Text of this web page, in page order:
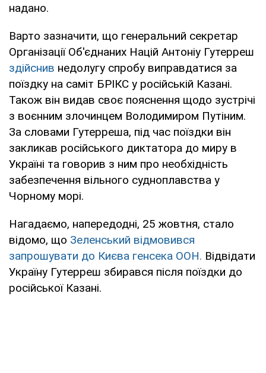
надано.
Варто зазначити, що генеральний секретар
Організації Об'єднаних Націй Антоніу Гутерреш
здійснив недолугу спробу виправдатися за
поїздку на саміт БРІКС у російській Казані.
Також він видав своє пояснення щодо зустрічі
з воєнним злочинцем Володимиром Путіним.
За словами Гутерреша, під час поїздки він
закликав російського диктатора до миру в
Україні та говорив з ним про необхідність
забезпечення вільного судноплавства у
Чорному морі.
Нагадаємо, напередодні, 25 жовтня, стало
відомо, що Зеленський відмовився
запрошувати до Києва генсека ООН. Відвідати
Україну Гутерреш збирався після поїздки до
російської Казані.